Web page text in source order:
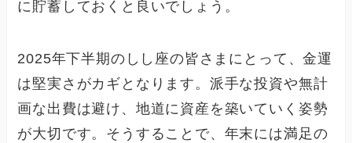
に貯蓄しておくと良いでしょう。
2025年下半期のしし座の皆さまにとって、金運
は堅実さがカギとなります。派手な投資や無計
画な出費は避け、地道に資産を築いていく姿勢
が大切です。そうすることで、年末には満足の